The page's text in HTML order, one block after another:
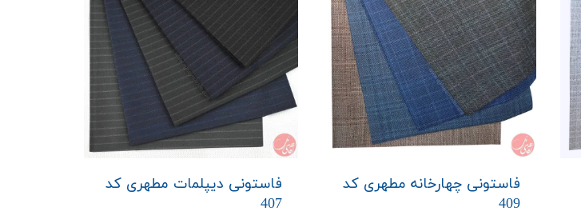
فاستونی چهارخانه مطهری کد
409
فاستونی دیپلمات مطهری کد
407